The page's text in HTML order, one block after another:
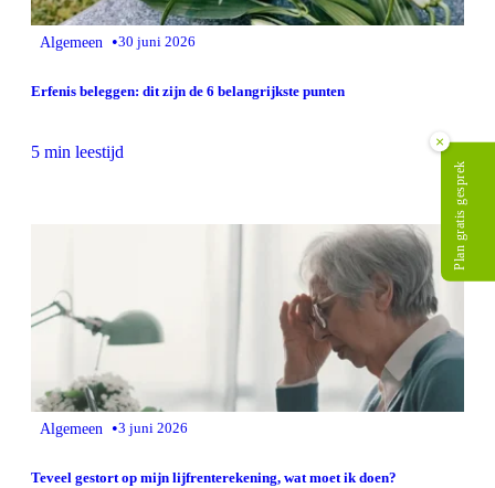
Algemeen •30 juni 2026
Erfenis beleggen: dit zijn de 6 belangrijkste punten
5 min leestijd
Algemeen •3 juni 2026
Teveel gestort op mijn lijfrenterekening, wat moet ik doen?
×
Plan gratis gesprek